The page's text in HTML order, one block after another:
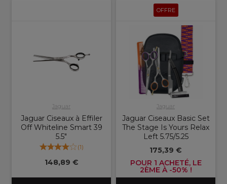
Jaguar
Jaguar Ciseaux à Effiler
Off Whiteline Smart 39
5.5"
(1)
148,89 €
OFFRE
Jaguar
Jaguar Ciseaux Basic Set
The Stage Is Yours Relax
Left 5.75/5.25
175,39 €
POUR 1 ACHETÉ, LE
2ÈME À -50% !